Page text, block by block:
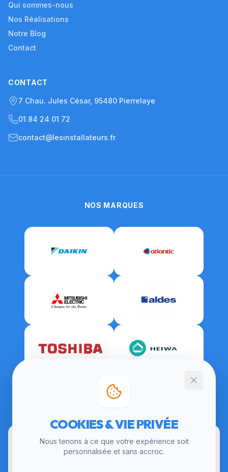
Qui sommes-nous
Nos Réalisations
Notre Blog
Contact
CONTACT
7 Chau. Jules César, 95480 Pierrelaye
01 84 24 01 72
contact@lesinstallateurs.fr
NOS MARQUES
COOKIES & VIE PRIVÉE
Nous tenons à ce que votre expérience soit
personnalisée et sans accroc.